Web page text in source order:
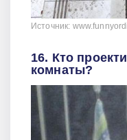
Источник:
16. Кто
комнаты?